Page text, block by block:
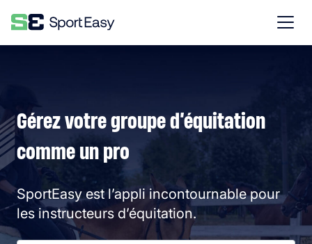
Gérez votre groupe d’équitation
comme un pro
SportEasy est l’appli incontournable pour
les instructeurs d’équitation.